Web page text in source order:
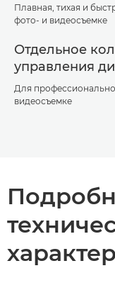
Плавная, тихая и
фото- и видеосъемке
Отдельное
управления
Для
видеосъемке